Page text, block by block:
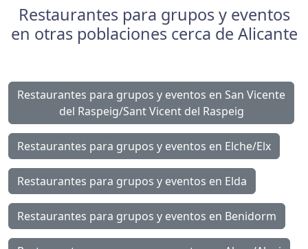
Restaurantes para grupos y eventos
en otras poblaciones cerca de Alicante
Restaurantes para grupos y eventos en San Vicente
del Raspeig/Sant Vicent del Raspeig
Restaurantes para grupos y eventos en Elche/Elx
Restaurantes para grupos y eventos en Elda
Restaurantes para grupos y eventos en Benidorm